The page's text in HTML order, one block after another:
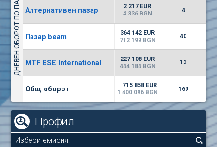
(AGH) Агрия груп холд
-3.55% 8 1500
15 940BGN
0 5850EUR
1441
14943
ДНЕВЕН ОБОРОТ ПО ПАЗАРИ Алтернативен пазар
2 217 EUR
4 336 BGN
4
Пазар beam
364 142 EUR
712 199 BGN
40
MTF BSE International
227 108 EUR
444 184 BGN
13
Общ оборот
715 858 EUR
1 400 096 BGN
169
Профил
Избери емисия: